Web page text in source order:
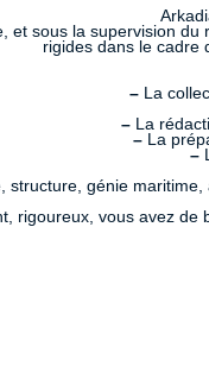
et sous la supervision
rigides dans le cadre
– La
–La
– La
–
structure, génie
rigoureux, vous avez